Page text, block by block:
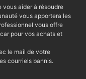
vous aider à résoudre
vous apportera les
vous offre
pour vos achats et
le mail de votre
courriels bannis.